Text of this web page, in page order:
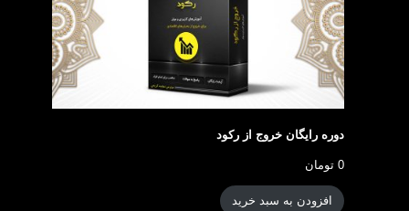
دوره رایگان خروج از رکود
0 تومان
افزودن به سبد خرید